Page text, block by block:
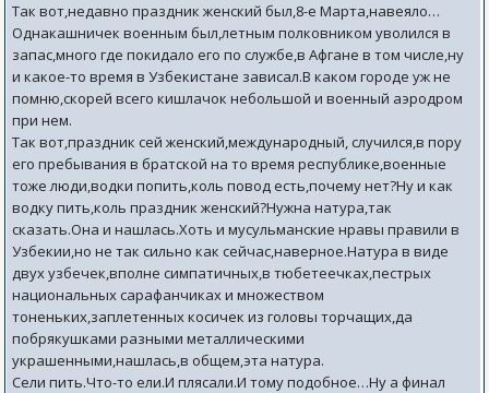
Так вот,недавно праздник женский был,8-е Марта,навеяло…
Однакашничек военным был,летным полковником уволился в
запас,много где покидало его по службе,в Афгане в том числе,ну
и какое-то время в Узбекистане зависал.В каком городе уж не
помню,скорей всего кишлачок небольшой и военный аэродром
при нем.
Так вот,праздник сей женский,международный, случился,в пору
его пребывания в братской на то время республике,военные
тоже люди,водки попить,коль повод есть,почему нет?Ну и как
водку пить,коль праздник женский?Нужна натура,так
сказать.Она и нашлась.Хоть и мусульманские нравы правили в
Узбекии,но не так сильно как сейчас,наверное.Натура в виде
двух узбечек,вполне симпатичных,в тюбетеечках,пестрых
национальных сарафанчиках и множеством
тоненьких,заплетенных косичек из головы торчащих,да
побрякушками разными металлическими
украшенными,нашлась,в общем,эта натура.
Сели пить.Что-то ели.И плясали.И тому подобное…Ну а финал